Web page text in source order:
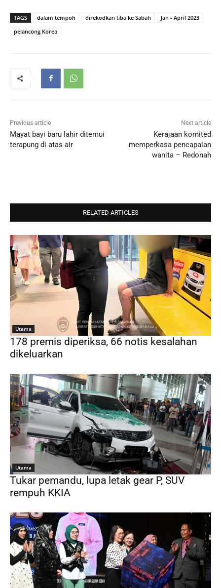
TAGS dalam tempoh direkodkan tiba ke Sabah
Jan - April 2023
pelancong Korea
Previous article
Mayat bayi baru lahir ditemui
terapung di atas air
Next article
Kerajaan komited
memperkasa pencapaian
wanita – Redonah
RELATED ARTICLES
Utama
178 premis diperiksa, 66 notis kesalahan
dikeluarkan
Utama
Tukar pemandu, lupa letak gear P, SUV
rempuh KKIA